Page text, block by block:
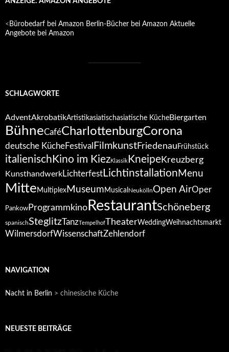
< Bürobedarf bei Amazon Berlin-Bücher bei Amazon Aktuelle
Angebote bei Amazon
SCHLAGWORTE
AdventAkrobatikArtistikasiatischasiatische Küche Biergarten
BühneCaféCharlottenburgCorona
deutsche KücheFestival FilmkunstFriedenau Frühstück
italienisch Kino im KiezKlassik KneipeKreuzberg
KunsthandwerkLichterfest Lichtinstallation Menu
Mitte Multiplex Museum Musical NeuköllnOpen AirOper
Pankow Programmkino RestaurantSchöneberg
spanischSteglitzTanzTempelhofTheaterWeddingWeihnachtsmarkt
WilmersdorfWissenschaftZehlendorf
NAVIGATION
Nacht in Berlin > chinesische Küche
NEUESTE BEITRÄGE